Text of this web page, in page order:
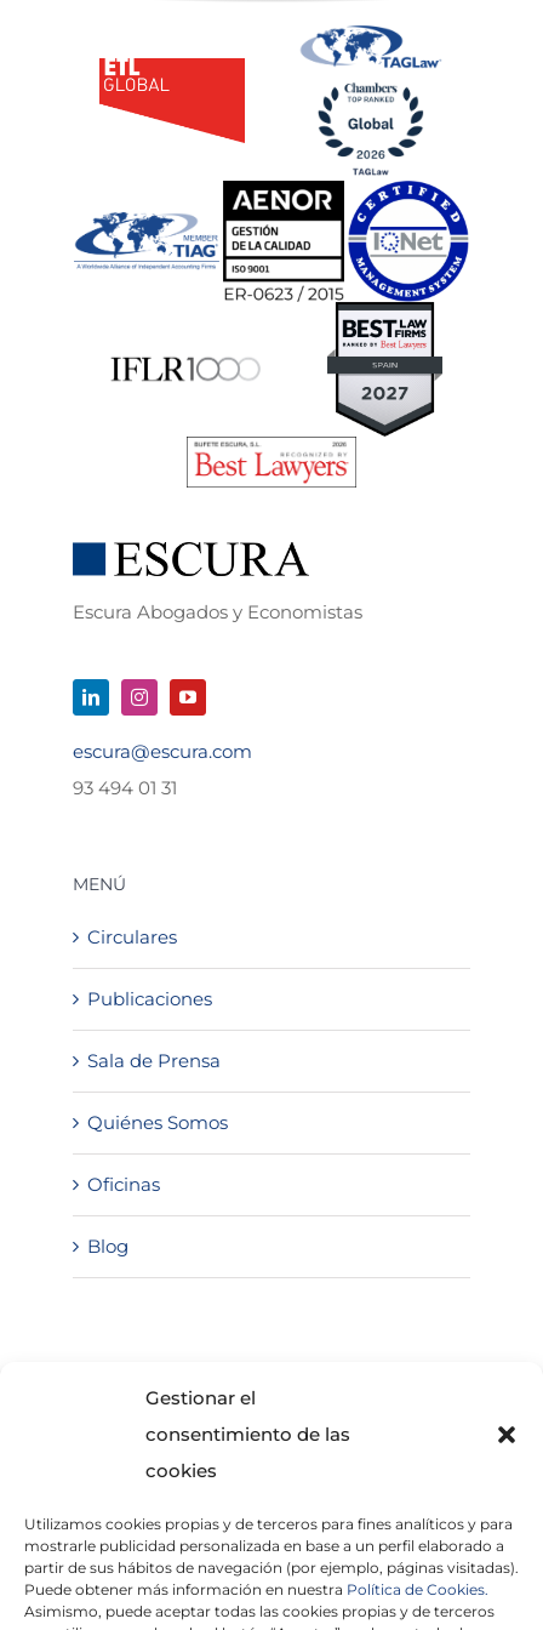
Gestionar el
consentimiento de las
cookies
Utilizamos cookies propias y de terceros para fines analíticos y para
mostrarle publicidad personalizada en base a un perfil elaborado a
partir de sus hábitos de navegación (por ejemplo, páginas visitadas).
Puede obtener más información en nuestra Política de Cookies.
Asimismo, puede aceptar todas las cookies propias y de terceros
Escura Abogados y Economistas
escura@escura.com
93 494 01 31
MENÚ
Circulares
Publicaciones
Sala de Prensa
Quiénes Somos
Oficinas
Blog
He leído y acepto laPolítica de Privacidad